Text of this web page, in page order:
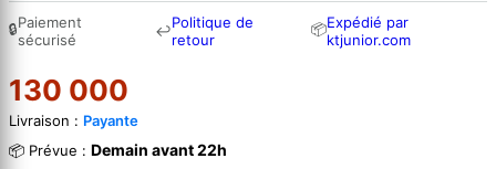
🔒Paiement
sécurisé
↩Politique de
retour
📦Expédié par
ktjunior.com
130 000
Livraison : Payante
📦 Prévue : Demain avant 22h